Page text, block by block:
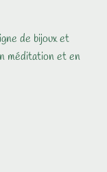
de bijoux et
méditation et en